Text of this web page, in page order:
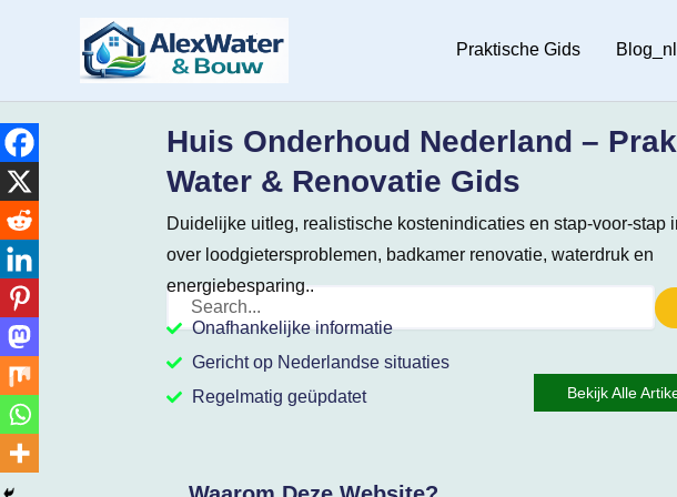
inhoud
Praktische Gids Blog_nl
Huis Onderhoud Nederland –
Water & Renovatie Gids
Duidelijke uitleg, realistische kostenindicaties en stap-voor-stap
over loodgietersproblemen, badkamer renovatie, waterdruk en
energiebesparing..
Onafhankelijke informatie
Gericht op Nederlandse situaties
Regelmatig geüpdatet
Bekijk Alle